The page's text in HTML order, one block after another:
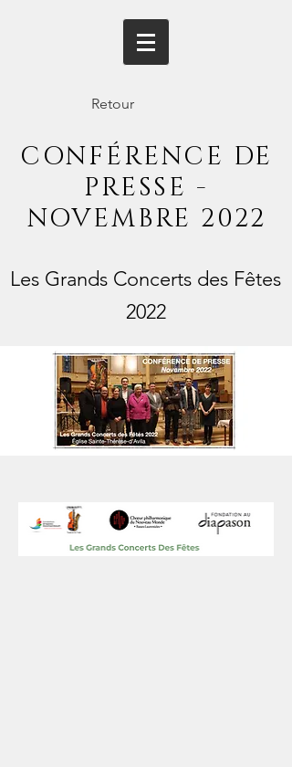
Retour
CONFÉRENCE DE
PRESSE -
NOVEMBRE 2022
Les Grands Concerts des Fêtes
2022